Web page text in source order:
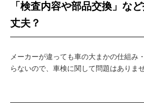
「検査内容や部品交換」な
丈夫？
メーカーが違っても車の大まかの仕組み
らないので、車検に関して問題はありませ